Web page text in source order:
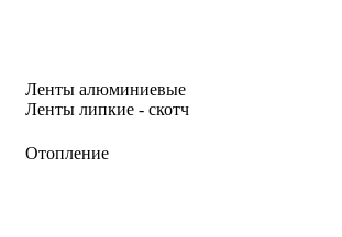
Ленты алюминиевые
Ленты липкие - скотч
Отопление